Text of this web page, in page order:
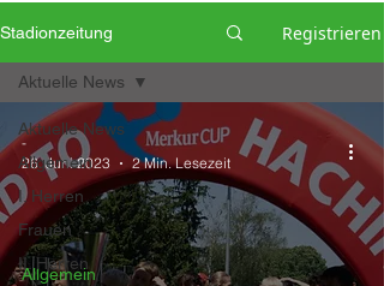
Stadionzeitung Registrieren
Aktuelle News
Allgemein
I. Herren
Frauen
II. Herren
Aktuelle News
Allgemein
-
26. Juni 2023
2 Min. Lesezeit